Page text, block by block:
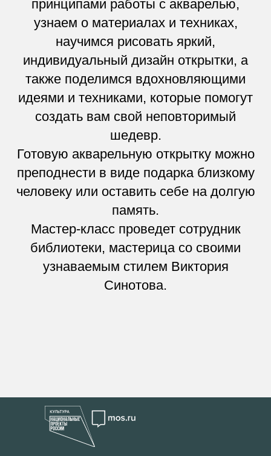
принципами работы с акварелью,
узнаем о материалах и техниках,
научимся рисовать яркий,
индивидуальный дизайн открытки, а
также поделимся вдохновляющими
идеями и техниками, которые помогут
создать вам свой неповторимый
шедевр.
Готовую акварельную открытку можно
преподнести в виде подарка близкому
человеку или оставить себе на долгую
память.
Мастер-класс проведет сотрудник
библиотеки, мастерица со своими
узнаваемым стилем Виктория
Синотова.